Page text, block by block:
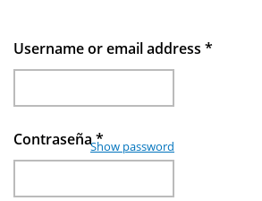
Username or email address *
Contraseña*
Show password